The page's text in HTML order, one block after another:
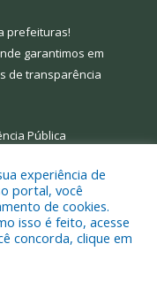
prefeituras!
garantimos em
de transparência
Pública
Municipal de Limoeiro
experiência de
portal, você
de cookies.
isso é feito, acesse
concorda, clique em